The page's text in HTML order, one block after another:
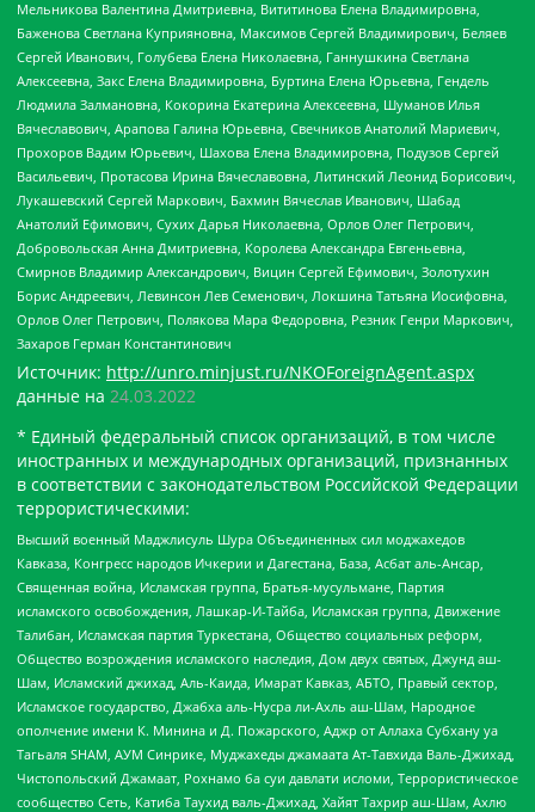
Мельникова Валентина Дмитриевна, Вититинова Елена Владимировна,
Баженова Светлана Куприяновна, Максимов Сергей Владимирович, Беляев
Сергей Иванович, Голубева Елена Николаевна, Ганнушкина Светлана
Алексеевна, Закс Елена Владимировна, Буртина Елена Юрьевна, Гендель
Людмила Залмановна, Кокорина Екатерина Алексеевна, Шуманов Илья
Вячеславович, Арапова Галина Юрьевна, Свечников Анатолий Мариевич,
Прохоров Вадим Юрьевич, Шахова Елена Владимировна, Подузов Сергей
Васильевич, Протасова Ирина Вячеславовна, Литинский Леонид Борисович,
Лукашевский Сергей Маркович, Бахмин Вячеслав Иванович, Шабад
Анатолий Ефимович, Сухих Дарья Николаевна, Орлов Олег Петрович,
Добровольская Анна Дмитриевна, Королева Александра Евгеньевна,
Смирнов Владимир Александрович, Вицин Сергей Ефимович, Золотухин
Борис Андреевич, Левинсон Лев Семенович, Локшина Татьяна Иосифовна,
Орлов Олег Петрович, Полякова Мара Федоровна, Резник Генри Маркович,
Захаров Герман Константинович
Источник: http://unro.minjust.ru/NKOForeignAgent.aspx
данные на 24.03.2022
* Единый федеральный список организаций, в том числе
иностранных и международных организаций, признанных
в соответствии с законодательством Российской Федерации
террористическими:
Высший военный Маджлисуль Шура Объединенных сил моджахедов
Кавказа, Конгресс народов Ичкерии и Дагестана, База, Асбат аль-Ансар,
Священная война, Исламская группа, Братья-мусульмане, Партия
исламского освобождения, Лашкар-И-Тайба, Исламская группа, Движение
Талибан, Исламская партия Туркестана, Общество социальных реформ,
Общество возрождения исламского наследия, Дом двух святых, Джунд аш-
Шам, Исламский джихад, Аль-Каида, Имарат Кавказ, АБТО, Правый сектор,
Исламское государство, Джабха аль-Нусра ли-Ахль аш-Шам, Народное
ополчение имени К. Минина и Д. Пожарского, Аджр от Аллаха Субхану уа
Тагьаля SHAM, АУМ Синрике, Муджахеды джамаата Ат-Тавхида Валь-Джихад,
Чистопольский Джамаат, Рохнамо ба суи давлати исломи, Террористическое
сообщество Сеть, Катиба Таухид валь-Джихад, Хайят Тахрир аш-Шам, Ахлю